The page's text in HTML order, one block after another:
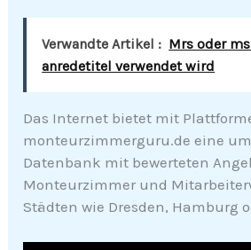
Verwandte Artikel : Mrs oder
anredetitel verwendet wird
Das Internet bietet mit
monteurzimmerguru.de eine
Datenbank mit bewerteten
Monteurzimmer und
Städten wie Dresden, Hamburg